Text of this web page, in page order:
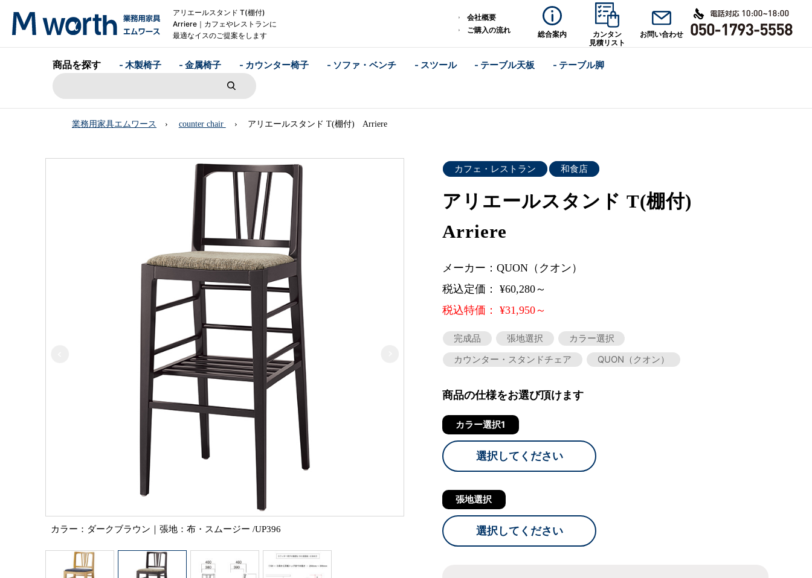
アリエールスタンド T(棚付)
Arriere｜カフェやレストランに
最適なイスのご提案をします
会社概要
ご購入の流れ
総合案内
カンタン
見積リスト
お問い合わせ
商品を探す - 木製椅子 - 金属椅子 - カウンター椅子 - ソファ・ベンチ - スツール - テーブル天板 - テーブル脚
業務用家具エムワース counter chair アリエールスタンド T(棚付) Arriere
カラー：ダークブラウン｜張地：布・スムージー /UP396
カフェ・レストラン 和食店
アリエールスタンド T(棚付)
Arriere
メーカー：QUON（クオン）
税込定価： ¥60,280～
税込特価： ¥31,950～
完成品 張地選択
カラー選択
カウンター・スタンドチェア
QUON（クオン）
商品の仕様をお選び頂けます
カラー選択1
選択してください
張地選択
選択してください